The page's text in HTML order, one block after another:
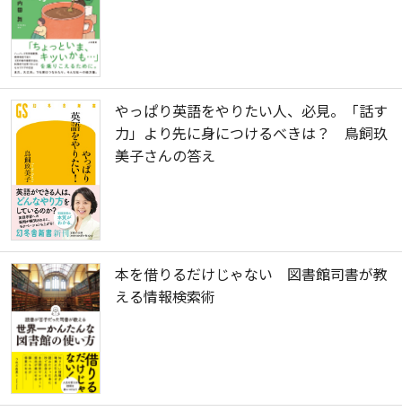
やっぱり英語をやりたい人、必見。「話す
力」より先に身につけるべきは？ 鳥飼玖
美子さんの答え
本を借りるだけじゃない 図書館司書が教
える情報検索術